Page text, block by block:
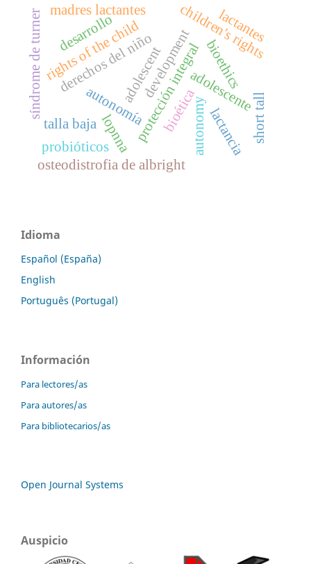
bioética
autonomía
derechos del niñoprotección integraladolescente
bioethics
autonomy
rights of the childadolescent
lopnna
children's rights
osteodistrofia de albright
lactancia
madres lactantes
síndrome de turner
talla baja short tall
lactantes
desarrollo development
probióticos
Idioma
Español (España)
English
Português (Portugal)
Información
Para lectores/as
Para autores/as
Para bibliotecarios/as
Open Journal Systems
Auspicio